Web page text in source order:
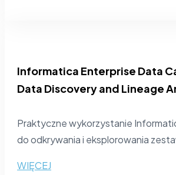
Informatica Enterprise Data
Data Discovery and Lineage
Praktyczne wykorzystanie
do odkrywania i eksplorowania
WIĘCEJ